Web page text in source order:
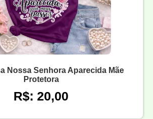
Nossa Senhora Aparecida Mãe
Protetora
R$: 20,00